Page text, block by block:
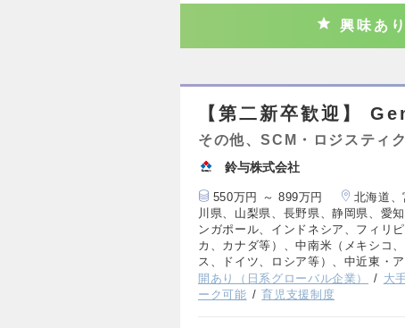
興味あり
【第二新卒歓迎】
その他、SCM・ロジスティ
鈴与株式会社
550万円 ～ 899万円
北海道
川県、山梨県、長野県、静岡県、愛
ンガポール、インドネシア、フィリ
カ、カナダ等）、中南米（メキシコ
ス、ドイツ、ロシア等）、中近東・
開あり（日系グローバル企業）
大
ーク可能
育児支援制度